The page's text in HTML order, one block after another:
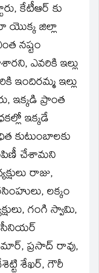
కేటీఆర్ కు
యొక్క జిల్లా
నష్టం
ఎవరికి ఇల్లు
ఇందిరమ్మ ఇల్లు
ఇక్కడి ప్రాంత
ఇక్కడే
కుటుంబాలకు
చేశామని
రాజు,
లక్కం
గంగి స్వామి,
సీనియర్
ప్రసాద్ రావు,
శేఖర్, గౌరీ